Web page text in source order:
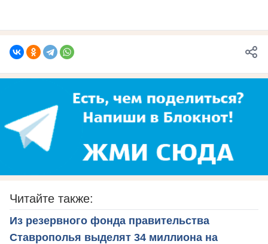
Читайте также:
Из резервного фонда правительства
Ставрополья выделят 34 миллиона на